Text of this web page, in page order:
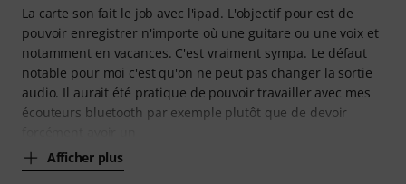
La carte son fait le job avec l'ipad. L'objectif pour est de
pouvoir enregistrer n'importe où une guitare ou une voix et
notamment en vacances. C'est vraiment sympa. Le défaut
notable pour moi c'est qu'on ne peut pas changer la sortie
audio. Il aurait été pratique de pouvoir travailler avec mes
écouteurs bluetooth par exemple plutôt que de devoir
Afficher plus